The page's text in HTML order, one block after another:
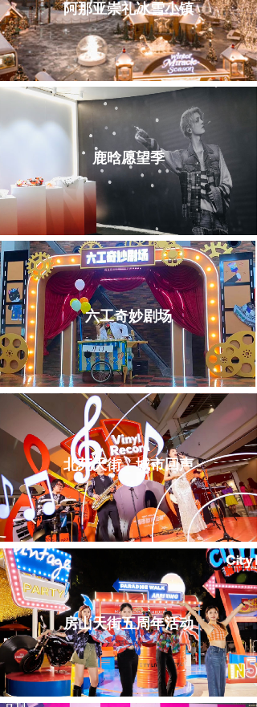
阿那亚崇礼冰雪小镇
鹿晗愿望季
六工奇妙剧场
北苑天街—城市回声
房山天街五周年活动